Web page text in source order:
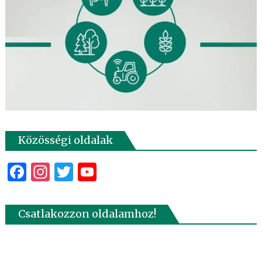
Közösségi oldalak
Facebook
Instagram
Twitter
YouTube
Csatlakozzon oldalamhoz!